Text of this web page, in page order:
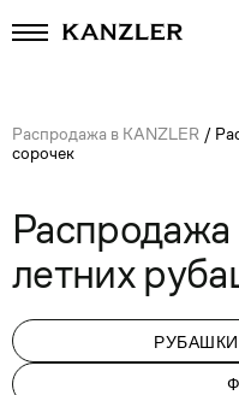
Распродажа в KANZLER /
сорочек
летних